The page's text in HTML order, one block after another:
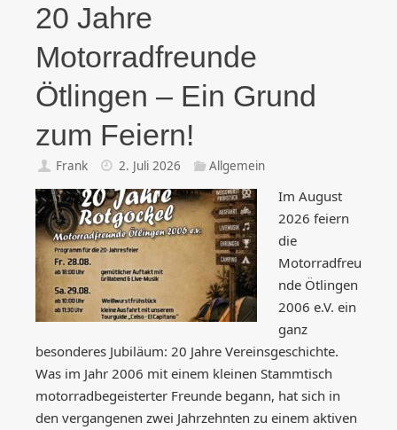
20 Jahre
Motorradfreunde
Ötlingen – Ein Grund
zum Feiern!
Frank 2. Juli 2026 Allgemein
Im August
2026 feiern
die
Motorradfreu
nde Ötlingen
2006 e.V. ein
ganz
besonderes Jubiläum: 20 Jahre Vereinsgeschichte.
Was im Jahr 2006 mit einem kleinen Stammtisch
motorradbegeisterter Freunde begann, hat sich in
den vergangenen zwei Jahrzehnten zu einem aktiven